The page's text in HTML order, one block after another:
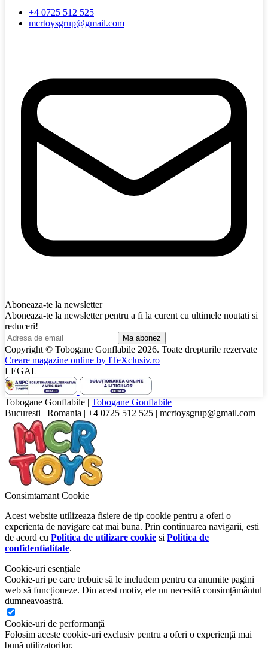
+4 0725 512 525
mcrtoysgrup@gmail.com
Aboneaza-te la newsletter
Aboneaza-te la newsletter pentru a fi la curent cu ultimele noutati si
reduceri!
Ma abonez
Copyright © Tobogane Gonflabile 2026. Toate drepturile rezervate
Creare magazine online by ITeXclusiv.ro
LEGAL
Tobogane Gonflabile | Tobogane Gonflabile
Bucuresti | Romania | +4 0725 512 525 | mcrtoysgrup@gmail.com
Consimtamant Cookie
Acest website utilizeaza fisiere de tip cookie pentru a oferi o
experienta de navigare cat mai buna. Prin continuarea navigarii, esti
de acord cu Politica de utilizare cookie si Politica de
confidentialitate.
Cookie-uri esențiale
Cookie-uri pe care trebuie să le includem pentru ca anumite pagini
web să funcționeze. Din acest motiv, ele nu necesită consimțământul
dumneavoastră.
Cookie-uri de performanță
Folosim aceste cookie-uri exclusiv pentru a oferi o experiență mai
bună utilizatorilor.